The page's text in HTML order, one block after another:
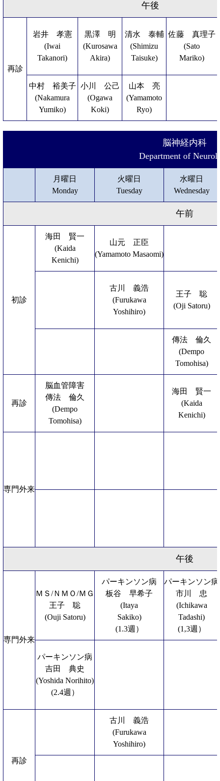
午後
再診
岩井 孝憲
(Iwai
Takanori)
黒澤 明
(Kurosawa
Akira)
清水 泰輔
(Shimizu
Taisuke)
佐藤 真理子
(Sato
Mariko)
中村 裕美子
(Nakamura
Yumiko)
小川 公己
(Ogawa
Koki)
山本 亮
(Yamamoto
Ryo)
脳神経内科
Department of
月曜日
Monday
火曜日
Tuesday
水曜日
Wednesday
午前
初診
海田 賢一
(Kaida
Kenichi)
山元 正臣
(Yamamoto Masaomi)
古川 義浩
(Furukawa
Yoshihiro)
王子 聡
(Oji Satoru)
傳法 倫久
(Dempo
Tomohisa)
再診
脳血管障害
傳法 倫久
(Dempo
Tomohisa)
海田 賢一
(Kaida
Kenichi)
専門外来
午後
専門外来
ＭＳ/ＮＭＯ/ＭＧ
王子 聡
(Ouji Satoru)
パーキンソン病
板谷 早希子
(Itaya
Sakiko)
(1.3週）
パーキンソン病
市川 忠
(Ichikawa
Tadashi)
(1,3週）
パーキンソン病
吉田 典史
(Yoshida Norihito)
(2.4週）
再診
古川 義浩
(Furukawa
Yoshihiro)